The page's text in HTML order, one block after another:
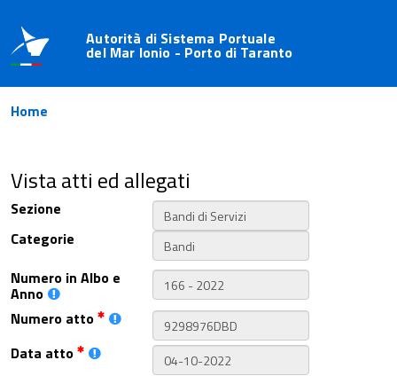
Autorità di Sistema Portuale
del Mar Ionio - Porto di Taranto
Home
Vista atti ed allegati
Sezione
Categorie
Numero in Albo e
Anno
Numero atto
Data atto